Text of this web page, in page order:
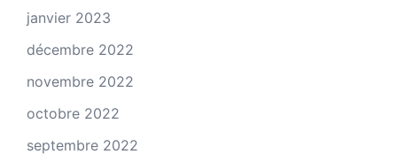
janvier 2023
décembre 2022
novembre 2022
octobre 2022
septembre 2022